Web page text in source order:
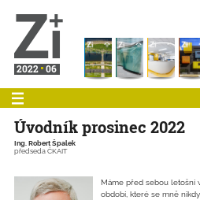
2022 06
Úvodník prosinec 2022
Ing. Robert Špalek
předseda ČKAIT
Máme před sebou letošní
období, které se mně